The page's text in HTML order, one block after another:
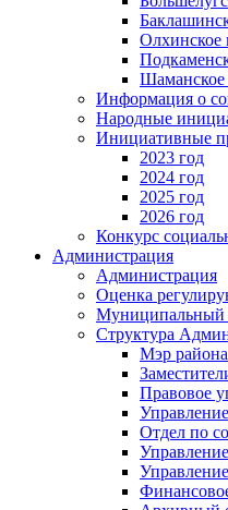
Олхинское
Шаманское
Информация о
Народные
Инициативные
2023 год
2024 год
2025 год
2026 год
Конкурс
Администрация
Администрация
Оценка
Муниципальный
Структура
Мэр района
Правовое
Отдел по